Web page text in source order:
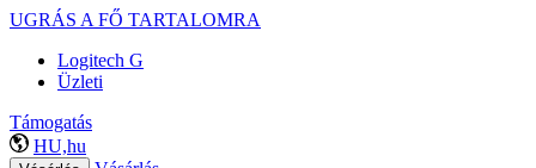
UGRÁS A FŐ TARTALOMRA
Logitech G
Üzleti
Támogatás
HU,hu